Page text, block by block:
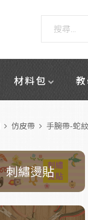
材料包
仿皮帶 手腕帶-蛇紋
刺繡燙貼